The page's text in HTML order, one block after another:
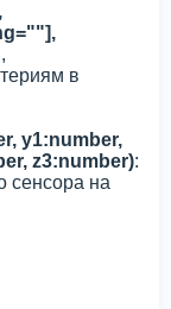
в
y1:number,
z3:number):
сенсора на